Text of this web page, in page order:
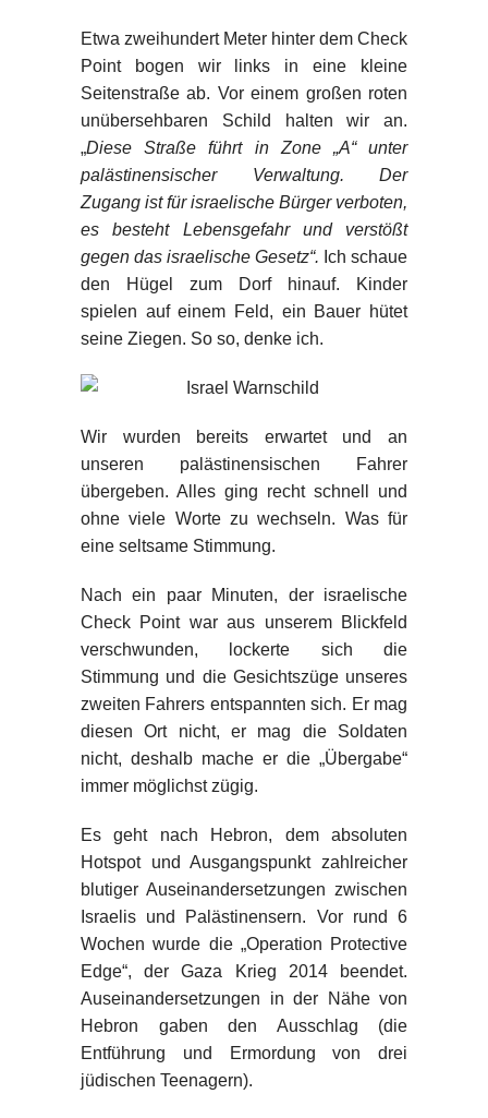
Etwa zweihundert Meter hinter dem Check
Point bogen wir links in eine kleine
Seitenstraße ab. Vor einem großen roten
unübersehbaren Schild halten wir an.
„Diese Straße führt in Zone „A“ unter
palästinensischer Verwaltung. Der
Zugang ist für israelische Bürger verboten,
es besteht Lebensgefahr und verstößt
gegen das israelische Gesetz“. Ich schaue
den Hügel zum Dorf hinauf. Kinder
spielen auf einem Feld, ein Bauer hütet
seine Ziegen. So so, denke ich.
Wir wurden bereits erwartet und an
unseren palästinensischen Fahrer
übergeben. Alles ging recht schnell und
ohne viele Worte zu wechseln. Was für
eine seltsame Stimmung.
Nach ein paar Minuten, der israelische
Check Point war aus unserem Blickfeld
verschwunden, lockerte sich die
Stimmung und die Gesichtszüge unseres
zweiten Fahrers entspannten sich. Er mag
diesen Ort nicht, er mag die Soldaten
nicht, deshalb mache er die „Übergabe“
immer möglichst zügig.
Es geht nach Hebron, dem absoluten
Hotspot und Ausgangspunkt zahlreicher
blutiger Auseinandersetzungen zwischen
Israelis und Palästinensern. Vor rund 6
Wochen wurde die „Operation Protective
Edge“, der Gaza Krieg 2014 beendet.
Auseinandersetzungen in der Nähe von
Hebron gaben den Ausschlag (die
Entführung und Ermordung von drei
jüdischen Teenagern).